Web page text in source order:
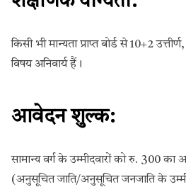
किसी भी मान्यता प्राप्त बोर्ड से 10+2
विषय अनिवार्य हैं।
आवेदन शुल्क:
सामान्य वर्ग के उम्मीदवारों को रु. 300
(अनुसूचित जाति/अनुसूचित जनजाति के